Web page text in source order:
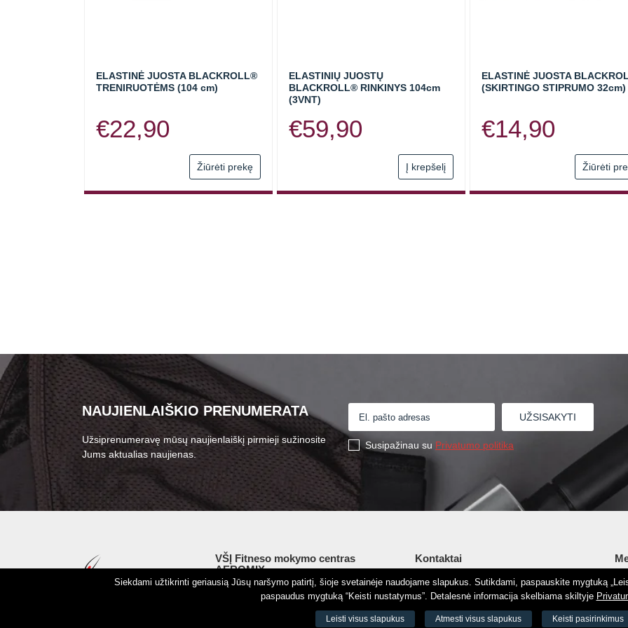
ELASTINĖ JUOSTA BLACKROLL®
TRENIRUOTĖMS (104 cm)
€22,90
Žiūrėti prekę
product
has
ELASTINIŲ JUOSTŲ
BLACKROLL® RINKINYS 104cm
(3VNT)
€59,90
Į krepšelį
ELASTINĖ JUOSTA
(SKIRTINGO STIPRUMO 32cm)
€14,90
Žiūrėti
NAUJIENLAIŠKIO PRENUMERATA
Užsiprenumeravę mūsų naujienlaiškį pirmieji sužinosite
Jums aktualias naujienas.
Susipažinau su Privatumo politika
VŠĮ Fitneso mokymo centras
AEROMIX
Įm. k. 300034190
LT98 7300 0100 8525 8188
Kontaktai
Šv. Stepono g. 27C, Vilnius, Lietuva
Siekdami užtikrinti geriausią Jūsų naršymo patirtį, šioje svetainėje naudojame slapukus. Sutikdami, paspauskite mygtuką
paspaudus mygtuką “Keisti nustatymus”. Detalesnė informacija skelbiama skiltyje
Leisti visus slapukus Atmesti visus slapukus Keisti pasirinkimus